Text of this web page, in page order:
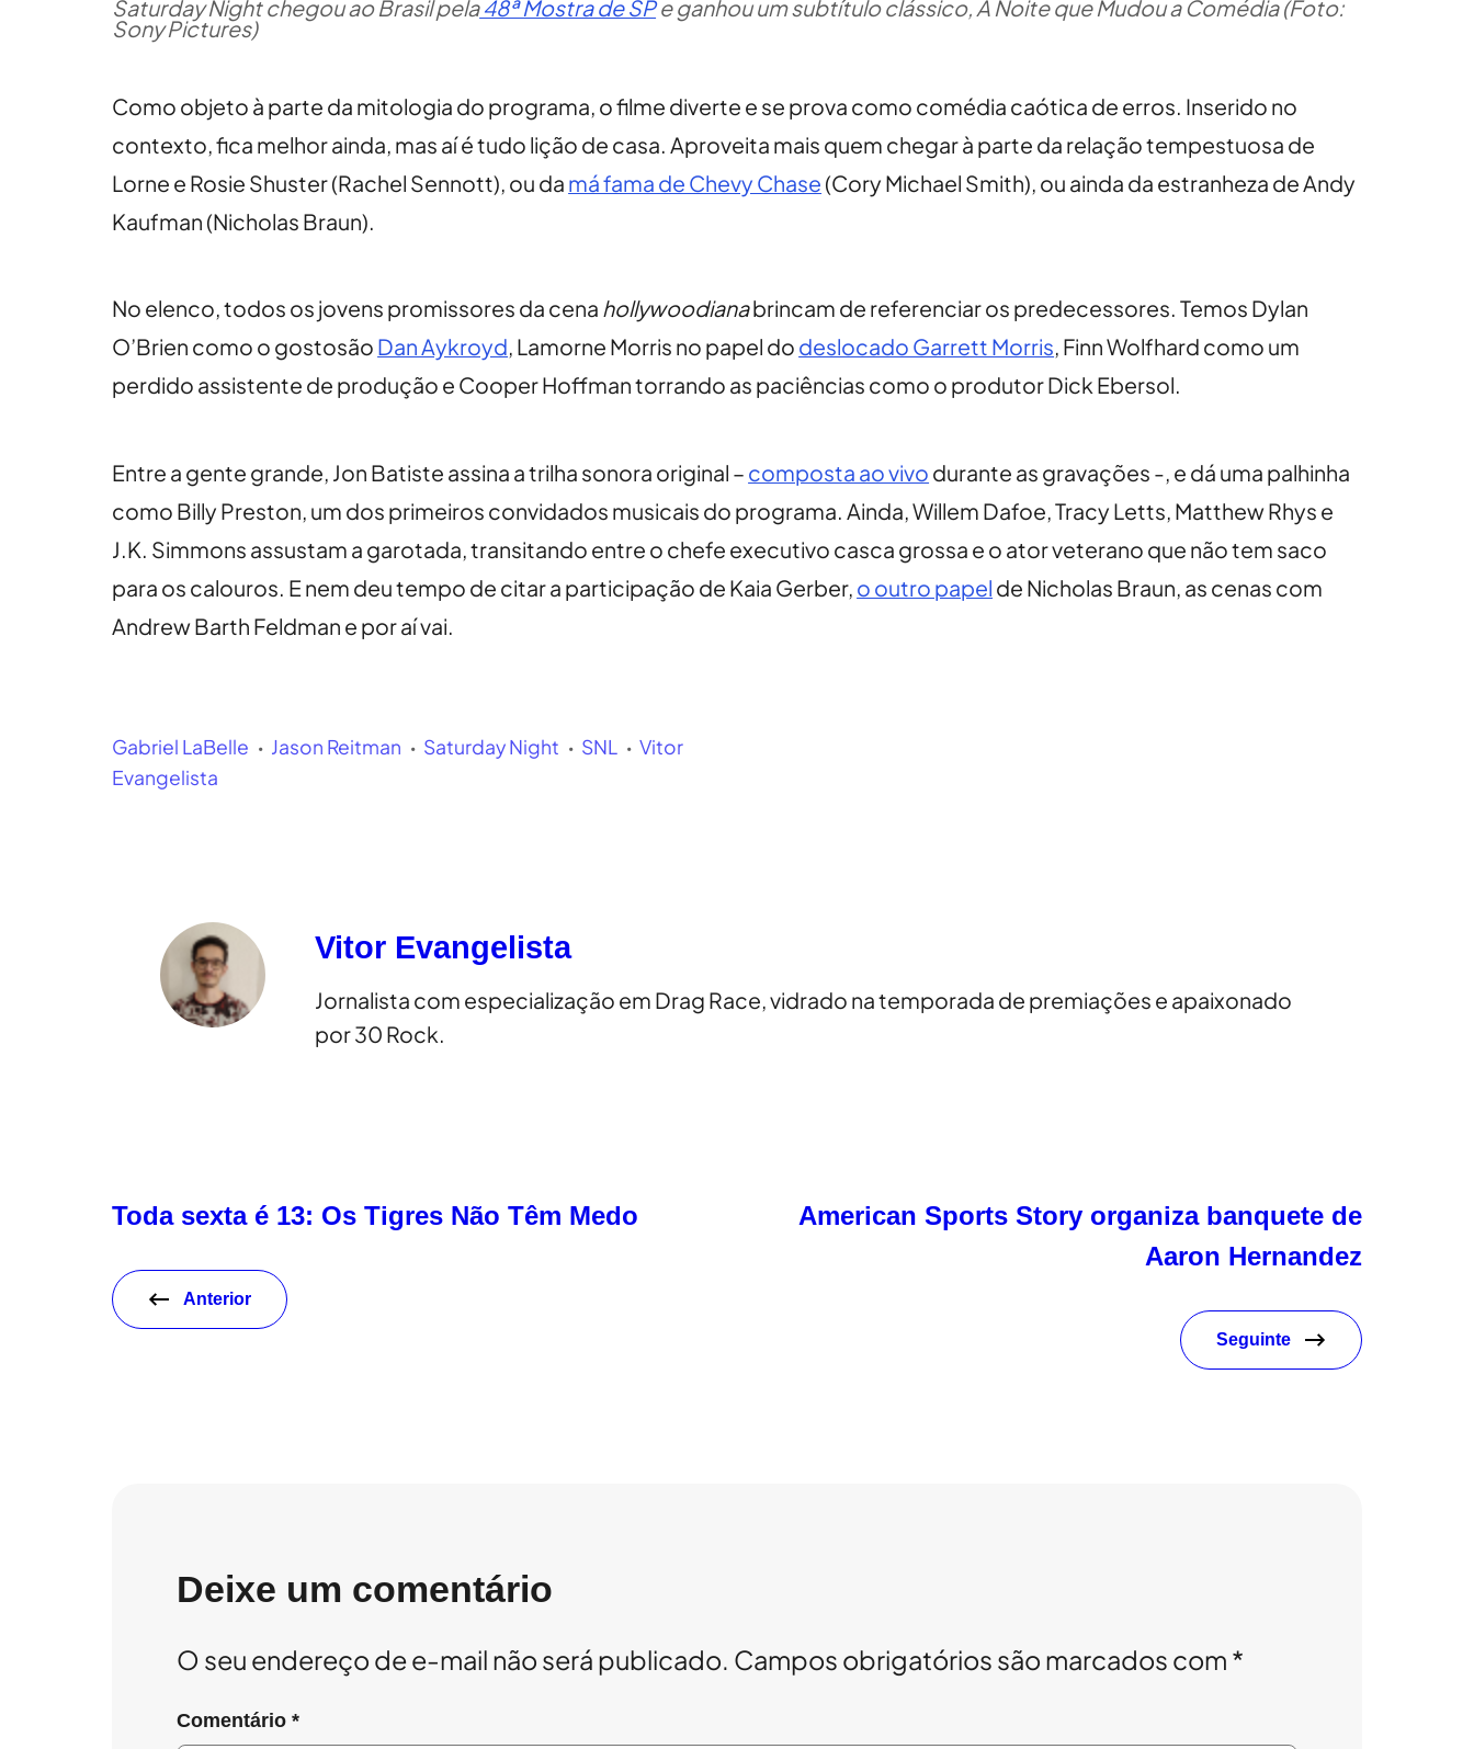
Saturday Night chegou ao Brasil pela48ª Mostra de SPe ganhou um subtítulo clássico, A Noite que Mudou a Comédia (Foto:
Sony Pictures)
Como objeto à parte da mitologia do programa, o filme diverte e se prova como comédia caótica de erros. Inserido no
contexto, fica melhor ainda, mas aí é tudo lição de casa. Aproveita mais quem chegar à parte da relação tempestuosa de
Lorne e Rosie Shuster (Rachel Sennott), ou da má fama de Chevy Chase (Cory Michael Smith), ou ainda da estranheza de Andy
Kaufman (Nicholas Braun).
No elenco, todos os jovens promissores da cena hollywoodianabrincam de referenciar os predecessores. Temos Dylan
O’Brien como o gostosão Dan Aykroyd, Lamorne Morris no papel do deslocado Garrett Morris, Finn Wolfhard como um
perdido assistente de produção e Cooper Hoffman torrando as paciências como o produtor Dick Ebersol.
Entre a gente grande, Jon Batiste assina a trilha sonora original – composta ao vivo durante as gravações -, e dá uma palhinha
como Billy Preston, um dos primeiros convidados musicais do programa. Ainda, Willem Dafoe, Tracy Letts, Matthew Rhys e
J.K. Simmons assustam a garotada, transitando entre o chefe executivo casca grossa e o ator veterano que não tem saco
para os calouros. E nem deu tempo de citar a participação de Kaia Gerber, o outro papel de Nicholas Braun, as cenas com
Andrew Barth Feldman e por aí vai.
Gabriel LaBelle Jason Reitman Saturday Night SNL
Vitor
Evangelista
Vitor Evangelista
Jornalista com especialização em Drag Race, vidrado na temporada de premiações e apaixonado
por 30 Rock.
Toda sexta é 13: Os Tigres Não Têm Medo
Anterior
American Sports Story organiza banquete de
Aaron Hernandez
Seguinte
Deixe um comentário
O seu endereço de e-mail não será publicado. Campos obrigatórios são marcados com *
Comentário*